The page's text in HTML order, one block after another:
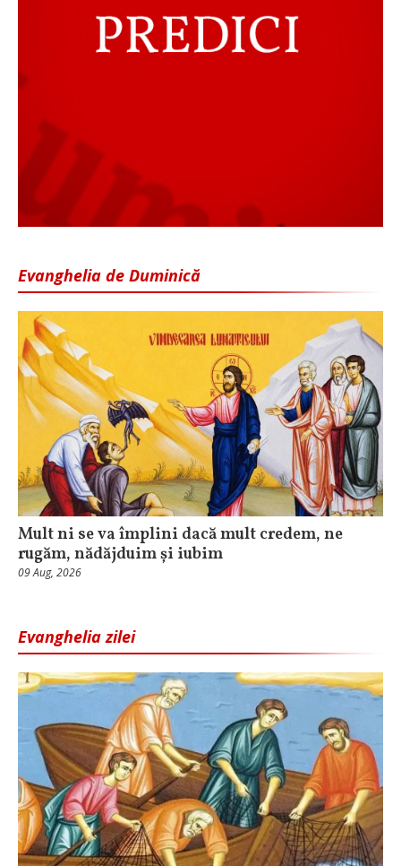
Evanghelia de Duminică
Mult ni se va împlini dacă mult credem, ne
rugăm, nădăjduim și iubim
09 Aug, 2026
Evanghelia zilei